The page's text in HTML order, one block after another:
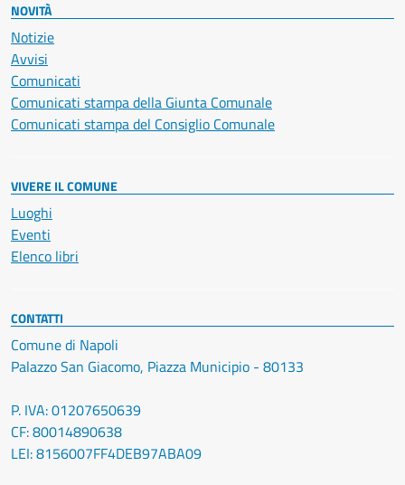
NOVITÀ
Notizie
Avvisi
Comunicati
Comunicati stampa della Giunta Comunale
Comunicati stampa del Consiglio Comunale
VIVERE IL COMUNE
Luoghi
Eventi
Elenco libri
CONTATTI
Comune di Napoli
Palazzo San Giacomo, Piazza Municipio - 80133
P. IVA: 01207650639
CF: 80014890638
LEI: 8156007FF4DEB97ABA09